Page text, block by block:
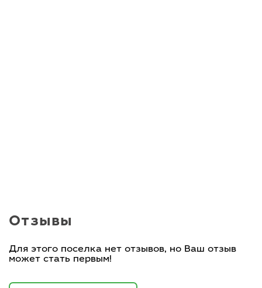
Отзывы
Для этого поселка нет отзывов, но Ваш отзыв
может стать первым!